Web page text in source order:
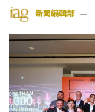
新聞編輯部